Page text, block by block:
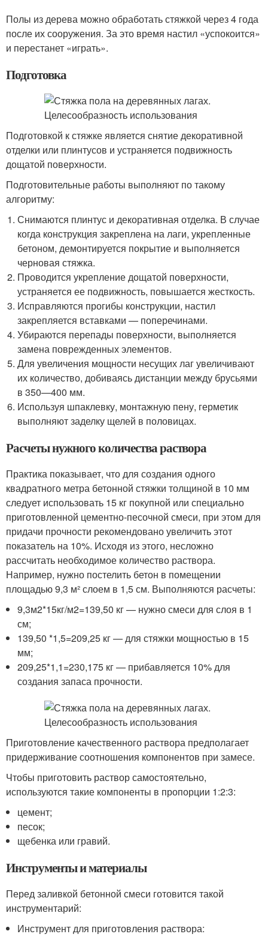
Полы из дерева можно обработать стяжкой через 4 года
после их сооружения. За это время настил «успокоится»
и перестанет «играть».
Подготовка
Подготовкой к стяжке является снятие декоративной
отделки или плинтусов и устраняется подвижность
дощатой поверхности.
Подготовительные работы выполняют по такому
алгоритму:
Снимаются плинтус и декоративная отделка. В случае
когда конструкция закреплена на лаги, укрепленные
бетоном, демонтируется покрытие и выполняется
черновая стяжка.
Проводится укрепление дощатой поверхности,
устраняется ее подвижность, повышается жесткость.
Исправляются прогибы конструкции, настил
закрепляется вставками — поперечинами.
Убираются перепады поверхности, выполняется
замена поврежденных элементов.
Для увеличения мощности несущих лаг увеличивают
их количество, добиваясь дистанции между брусьями
в 350—400 мм.
Используя шпаклевку, монтажную пену, герметик
выполняют заделку щелей в половицах.
Расчеты нужного количества раствора
Практика показывает, что для создания одного
квадратного метра бетонной стяжки толщиной в 10 мм
следует использовать 15 кг покупной или специально
приготовленной цементно-песочной смеси, при этом для
придачи прочности рекомендовано увеличить этот
показатель на 10%. Исходя из этого, несложно
рассчитать необходимое количество раствора.
Например, нужно постелить бетон в помещении
площадью 9,3 м² слоем в 1,5 см. Выполняются расчеты:
9,3м2*15кг/м2=139,50 кг — нужно смеси для слоя в 1
см;
139,50 *1,5=209,25 кг — для стяжки мощностью в 15
мм;
209,25*1,1=230,175 кг — прибавляется 10% для
создания запаса прочности.
Приготовление качественного раствора предполагает
придерживание соотношения компонентов при замесе.
Чтобы приготовить раствор самостоятельно,
используются такие компоненты в пропорции 1:2:3:
цемент;
песок;
щебенка или гравий.
Инструменты и материалы
Перед заливкой бетонной смеси готовится такой
инструментарий:
Инструмент для приготовления раствора: